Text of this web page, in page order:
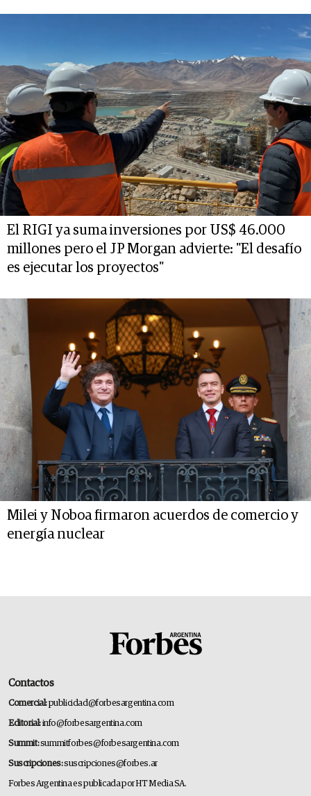
El RIGI ya suma inversiones por US$ 46.000
millones pero el JP Morgan advierte: "El desafío
es ejecutar los proyectos"
Milei y Noboa firmaron acuerdos de comercio y
energía nuclear
Contactos
Comercial:publicidad@forbesargentina.com
Editorial:info@forbesargentina.com
Summit:summitforbes@forbesargentina.com
Suscripciones:suscripciones@forbes.ar
Forbes Argentina es publicada por HT Media SA.